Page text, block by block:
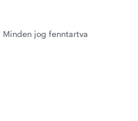
Minden jog fenntartva